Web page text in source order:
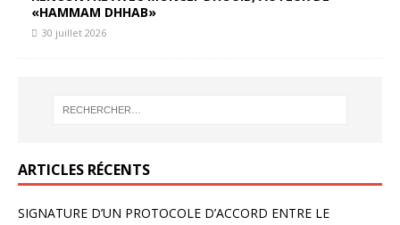
«HAMMAM DHHAB»
30 juillet 2026
ARTICLES RÉCENTS
SIGNATURE D’UN PROTOCOLE D’ACCORD ENTRE LE